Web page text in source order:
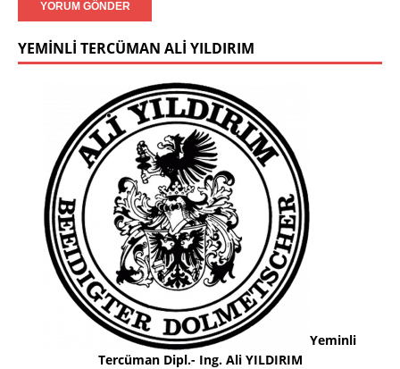
YEMINLI TERCÜMAN ALI YILDIRIM
Yeminli
Tercüman Dipl.- Ing. Ali YILDIRIM